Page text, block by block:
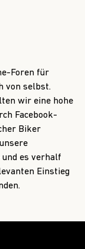
Foren für
von selbst.
wir eine hohe
Facebook-
Biker
es verhalf
Einstieg